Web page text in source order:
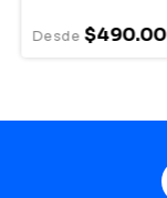
$490.00